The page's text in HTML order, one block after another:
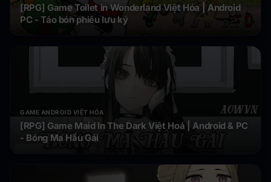
[RPG] Game Toilet in Wonderland Việt Hóa | Android
PC - Táo bón phiêu lưu ký
GAME ANDROID VIỆT HÓA
[RPG] Game Maid In The Dark Việt Hoá | Android & PC
- Bóng Ma Hầu Gái